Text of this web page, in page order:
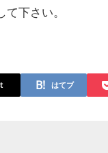
下さい。
はてブ